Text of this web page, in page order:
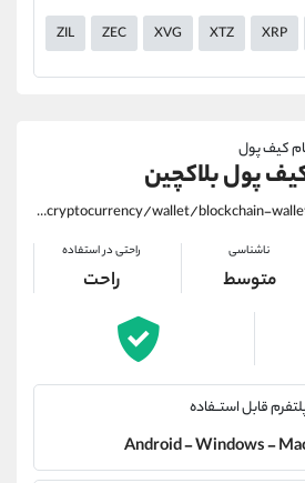
ZIL ZEC XVG XTZ XRP
کیف پول
پول بلاکچین
https://alirezamehrabi.com/cryptocurrency/wallet/blockchain-wallet
ناشناسی
متوسط
راحتی در استفاده
راحت
قابل استــفاده
Android - Windows -